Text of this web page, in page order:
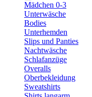
Mädchen 0-3
Unterwäsche
Bodies
Unterhemden
Slips und Panties
Nachtwäsche
Schlafanzüge
Overalls
Oberbekleidung
Sweatshirts